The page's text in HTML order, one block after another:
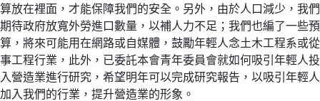
算放在裡面，才能保障我們的安全。另外，由於人口減少，我們
期待政府放寬外勞進口數量，以補人力不足；我們也編了一些預
算，將來可能用在網路或自媒體，鼓勵年輕人念土木工程系或從
事工程行業，此外，已委託本會青年委員會就如何吸引年輕人投
入營造業進行研究，希望明年可以完成研究報告，以吸引年輕人
加入我們的行業，提升營造業的形象。